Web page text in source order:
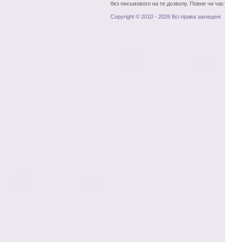
без письмового на те дозволу. Повне чи
Copyright © 2010 - 2026 Всі права захищені